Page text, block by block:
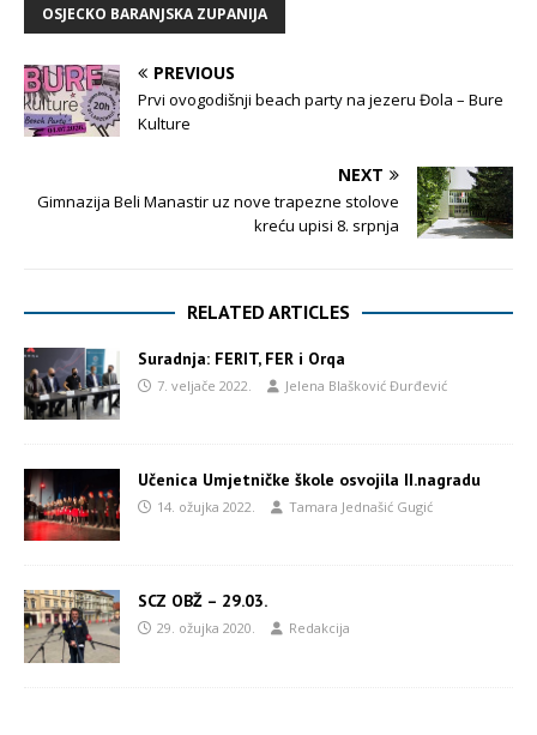
OSJECKO BARANJSKA ZUPANIJA
PREVIOUS
Prvi ovogodišnji beach party na jezeru Đola – Bure
Kulture
NEXT
Gimnazija Beli Manastir uz nove trapezne stolove
kreću upisi 8. srpnja
RELATED ARTICLES
Suradnja: FERIT, FER i Orqa
7. veljače 2022. Jelena Blašković Đurđević
Učenica Umjetničke škole osvojila II.nagradu
14. ožujka 2022. Tamara Jednašić Gugić
SCZ OBŽ – 29.03.
29. ožujka 2020. Redakcija